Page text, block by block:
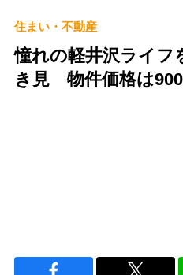
住まい・不動産
憧れの軽井沢ライフ
き見 物件価格は